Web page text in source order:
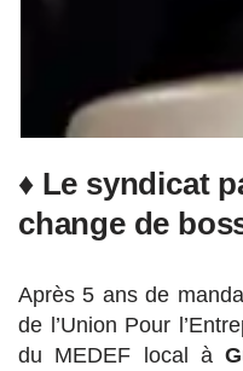
♦ Le syndicat
change de
Après 5 ans de
de l’Union Pour
du MEDEF local à